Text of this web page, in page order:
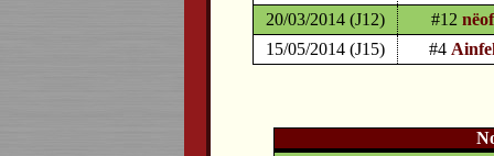
20/03/2014 (J12)
#12
15/05/2014 (J15)
#4